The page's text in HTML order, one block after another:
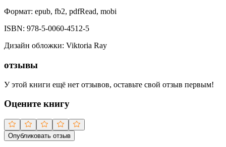
Формат: epub, fb2, pdfRead, mobi
ISBN: 978-5-0060-4512-5
Дизайн обложки: Viktoria Ray
отзывы
У этой книги ещё нет отзывов, оставьте свой отзыв первым!
Оцените книгу
Опубликовать отзыв